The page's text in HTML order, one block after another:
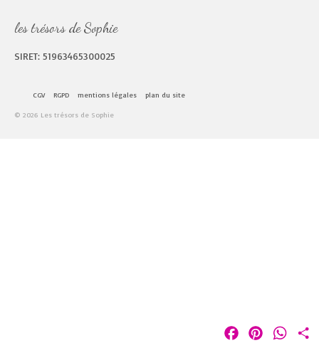
les trésors de Sophie
SIRET: 51963465300025
CGV RGPD mentions légales plan du site
© 2026 Les trésors de Sophie
FacebookPinterest